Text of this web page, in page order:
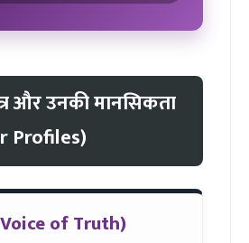
और उनकी मानसिकता
Profiles)
Voice of Truth)